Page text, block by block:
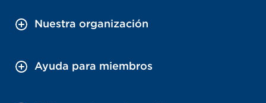
Nuestra organización
Ayuda para miembros